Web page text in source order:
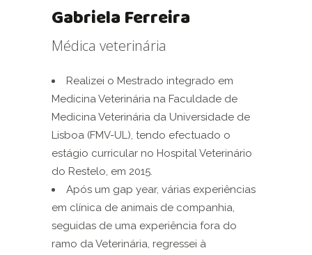
Gabriela Ferreira
Médica veterinária
Realizei o Mestrado integrado em
Medicina Veterinária na Faculdade de
Medicina Veterinária da Universidade de
Lisboa (FMV-UL), tendo efectuado o
estágio curricular no Hospital Veterinário
do Restelo, em 2015.
Após um gap year, várias experiências
em clínica de animais de companhia,
seguidas de uma experiência fora do
ramo da Veterinária, regressei à